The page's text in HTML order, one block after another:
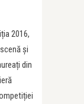
2016,
și
din